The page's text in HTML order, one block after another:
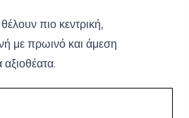
πιο κεντρική,
με πρωινό και άμεση